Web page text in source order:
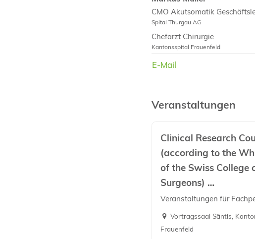
CMO Akutsomatik
Spital Thurgau AG
Chefarzt Chirurgie
Kantonsspital Frauenfeld
E-Mail
E-Mail
Veranstaltungen
Clinical Research
(according to the
of the Swiss College
Surgeons) …
Veranstaltungen für
Vortragssaal Säntis,
Frauenfeld